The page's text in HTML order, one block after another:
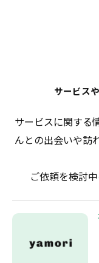
サービス
サービスに関する
んとの出会いや訪
ご依頼を検討